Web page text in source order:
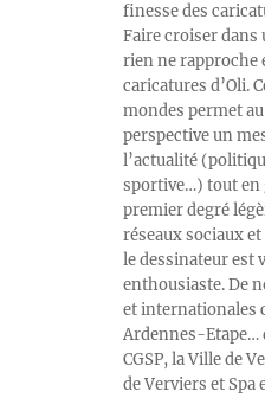
finesse des
Faire croiser dans
rien ne rapproche
caricatures d’Oli.
mondes permet
perspective un
l’actualité
sportive…) tout en
premier degré
réseaux sociaux
le dessinateur est
enthousiaste. De
et internationales
Ardennes-Etape…
CGSP, la Ville de
de Verviers et